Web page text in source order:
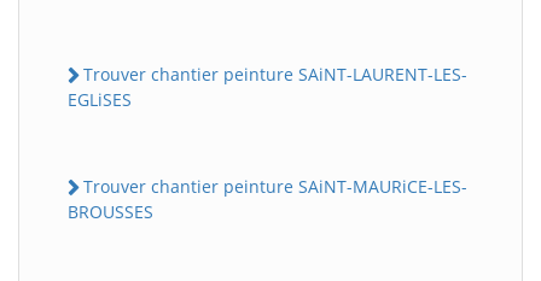
Trouver chantier peinture SAiNT-LAURENT-LES-
EGLiSES
Trouver chantier peinture SAiNT-MAURiCE-LES-
BROUSSES